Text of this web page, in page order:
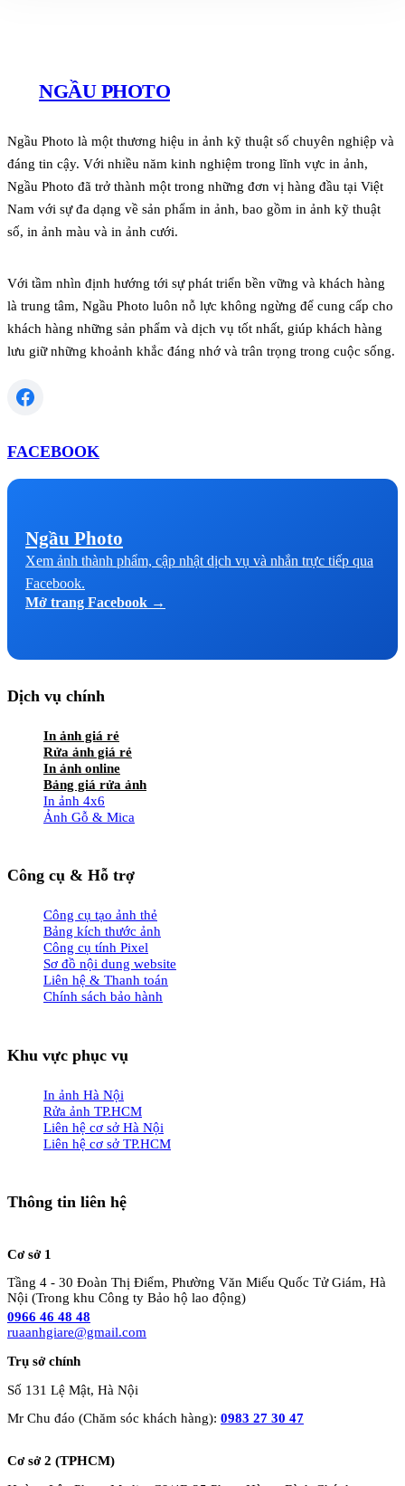
NGẦU PHOTO
Ngầu Photo là một thương hiệu in ảnh kỹ thuật số chuyên nghiệp và
đáng tin cậy. Với nhiều năm kinh nghiệm trong lĩnh vực in ảnh,
Ngầu Photo đã trở thành một trong những đơn vị hàng đầu tại Việt
Nam với sự đa dạng về sản phẩm in ảnh, bao gồm in ảnh kỹ thuật
số, in ảnh màu và in ảnh cưới.
Với tầm nhìn định hướng tới sự phát triển bền vững và khách hàng
là trung tâm, Ngầu Photo luôn nỗ lực không ngừng để cung cấp cho
khách hàng những sản phẩm và dịch vụ tốt nhất, giúp khách hàng
lưu giữ những khoảnh khắc đáng nhớ và trân trọng trong cuộc sống.
FACEBOOK
Ngầu Photo
Xem ảnh thành phẩm, cập nhật dịch vụ và nhắn trực tiếp qua
Facebook.
Mở trang Facebook →
Dịch vụ chính
In ảnh giá rẻ
Rửa ảnh giá rẻ
In ảnh online
Bảng giá rửa ảnh
In ảnh 4x6
Ảnh Gỗ & Mica
Công cụ & Hỗ trợ
Công cụ tạo ảnh thẻ
Bảng kích thước ảnh
Công cụ tính Pixel
Sơ đồ nội dung website
Liên hệ & Thanh toán
Chính sách bảo hành
Khu vực phục vụ
In ảnh Hà Nội
Rửa ảnh TP.HCM
Liên hệ cơ sở Hà Nội
Liên hệ cơ sở TP.HCM
Thông tin liên hệ
Cơ sở 1
Tầng 4 - 30 Đoàn Thị Điểm, Phường Văn Miếu Quốc Tử Giám, Hà
Nội (Trong khu Công ty Bảo hộ lao động)
0966 46 48 48
ruaanhgiare@gmail.com
Trụ sở chính
Số 131 Lệ Mật, Hà Nội
Mr Chu đáo (Chăm sóc khách hàng): 0983 27 30 47
Cơ sở 2 (TPHCM)